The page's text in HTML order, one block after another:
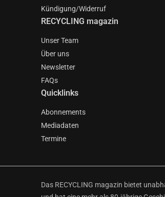
Kündigung/Widerruf
RECYCLING magazin
Unser Team
Über uns
Newsletter
FAQs
Quicklinks
Abonnements
Mediadaten
Termine
Das RECYCLING magazin bietet